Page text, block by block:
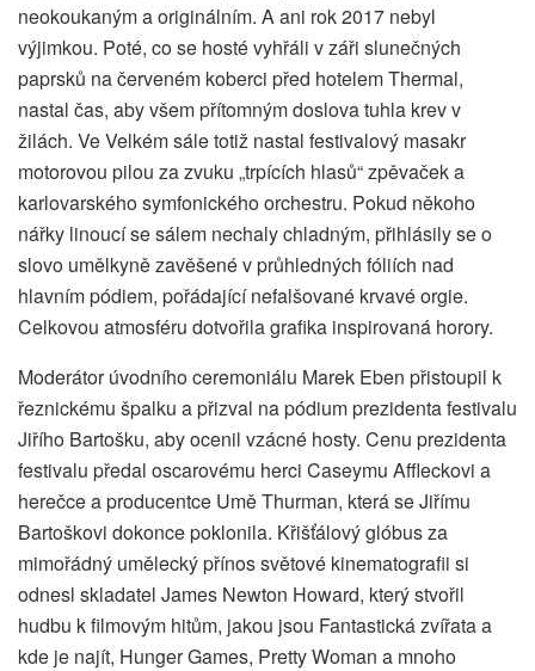
neokoukaným a originálním. A ani rok 2017 nebyl
výjimkou. Poté, co se hosté vyhřáli v záři slunečných
paprsků na červeném koberci před hotelem Thermal,
nastal čas, aby všem přítomným doslova tuhla krev v
žilách. Ve Velkém sále totiž nastal festivalový masakr
motorovou pilou za zvuku „trpících hlasů“ zpěvaček a
karlovarského symfonického orchestru. Pokud někoho
nářky linoucí se sálem nechaly chladným, přihlásily se o
slovo umělkyně zavěšené v průhledných fóliích nad
hlavním pódiem, pořádající nefalšované krvavé orgie.
Celkovou atmosféru dotvořila grafika inspirovaná horory.
Moderátor úvodního ceremoniálu Marek Eben přistoupil k
řeznickému špalku a přizval na pódium prezidenta festivalu
Jiřího Bartošku, aby ocenil vzácné hosty. Cenu prezidenta
festivalu předal oscarovému herci Caseymu Affleckovi a
herečce a producentce Umě Thurman, která se Jiřímu
Bartoškovi dokonce poklonila. Křišťálový glóbus za
mimořádný umělecký přínos světové kinematografii si
odnesl skladatel James Newton Howard, který stvořil
hudbu k filmovým hitům, jakou jsou Fantastická zvířata a
kde je najít, Hunger Games, Pretty Woman a mnoho